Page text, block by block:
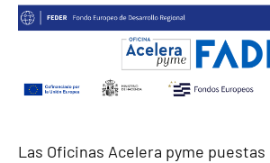
Las Oficinas Acelera pyme puestas